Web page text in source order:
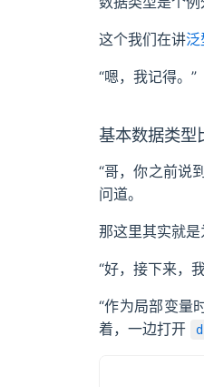
这个我们在讲泛
“嗯，我记得。”
基本数据类型
“哥，你之前说
问道。
那这里其实就是
“好，接下来，
“作为局部变量
着，一边打开